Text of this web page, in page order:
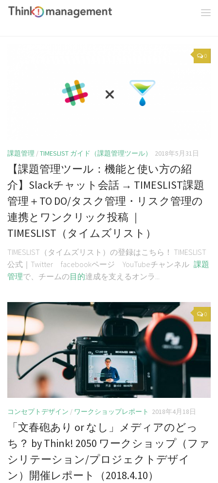
0
課題管理 /TIMESLIST ガイド（課題管理ツール） 2018年5月31日
【課題管理ツール：機能と使い方の紹
介】Slackチャット会話 → TIMESLIST課題
管理＋TO DO/タスク管理・リスク管理の
連携とワンクリック投稿 ｜
TIMESLIST（タイムズリスト）
TIMESLIST（タイムズリスト）の登録はこちら！ TIMESLIST
公式｜Twitter facebookページ YouTubeチャンネル 課題
管理で、チームの目的達成を支えるオンラ...
0
コンセプトデザイン / ワークショップレポート 2018年4月18日
「文春砲あり or なし」メディアのどっ
ち？ by Think! 2050 ワークショップ（ファ
シリテーション/プロジェクトデザイ
ン）開催レポート（2018.4.10）